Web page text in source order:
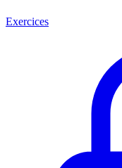
Exercices